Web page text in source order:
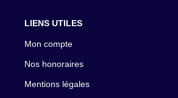
LIENS UTILES
Mon compte
Nos honoraires
Mentions légales